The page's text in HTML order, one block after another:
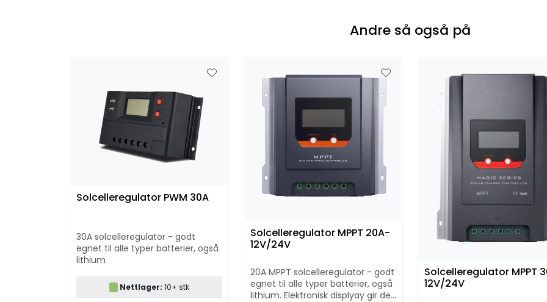
Andre så også på
Solcelleregulator PWM 30A
30A solcelleregulator - godt
egnet til alle typer batterier, også
lithium
Nettlager: 10+ stk
Solcelleregulator MPPT 20A-
12V/24V
20A MPPT solcelleregulator - godt
egnet til alle typer batterier, også
lithium. Elektronisk displyay gir deg
Solcelleregulator MPPT
12V/24V